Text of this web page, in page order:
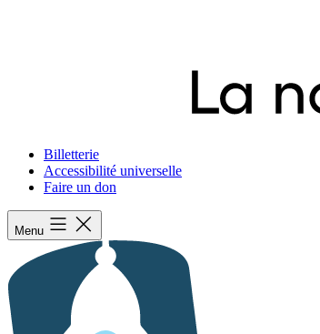
Billetterie
Accessibilité universelle
Faire un don
Menu